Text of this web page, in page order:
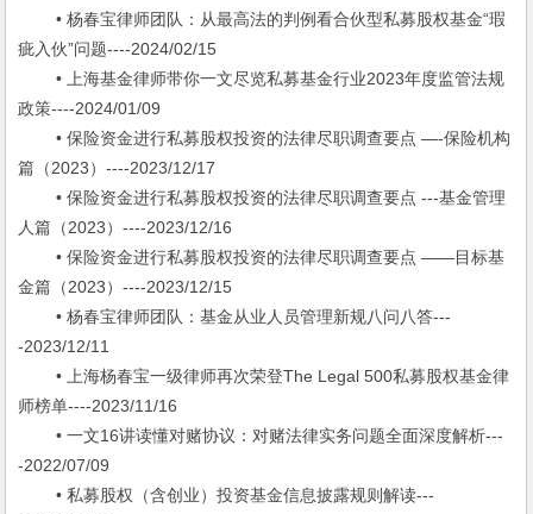
• 杨春宝律师团队：从最高法的判例看合伙型私募股权基金“瑕
疵入伙”问题----2024/02/15
• 上海基金律师带你一文尽览私募基金行业2023年度监管法规
政策----2024/01/09
• 保险资金进行私募股权投资的法律尽职调查要点 —-保险机构
篇（2023）----2023/12/17
• 保险资金进行私募股权投资的法律尽职调查要点 ---基金管理
人篇（2023）----2023/12/16
• 保险资金进行私募股权投资的法律尽职调查要点 ——目标基
金篇（2023）----2023/12/15
• 杨春宝律师团队：基金从业人员管理新规八问八答---
-2023/12/11
• 上海杨春宝一级律师再次荣登The Legal 500私募股权基金律
师榜单----2023/11/16
• 一文16讲读懂对赌协议：对赌法律实务问题全面深度解析---
-2022/07/09
• 私募股权（含创业）投资基金信息披露规则解读---